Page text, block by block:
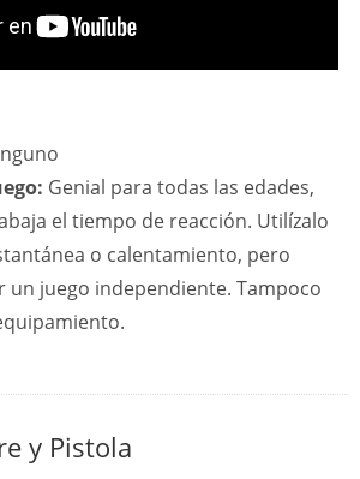
Genial para todas las edades,
el tiempo de reacción. Utilízalo
o calentamiento, pero
un juego independiente. Tampoco
y Pistola